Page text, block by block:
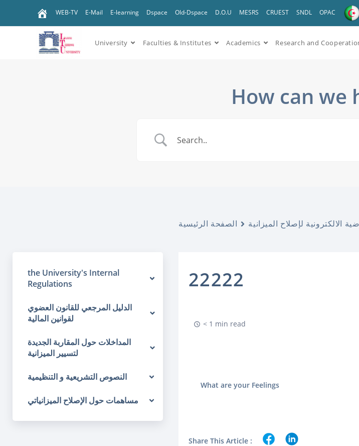
WEB-TV E-Mail E-learning Dspace Old-Dspace D.O.U MESRS CRUEST SNDL OPAC
University Faculties & Institutes Academics Research and
How can we
the University's Internal
Regulations
الدليل المرجعي للقانون العضوي
لقوانين المالية
المداخلات حول المقاربة الجديدة
لتسيير الميزانية
النصوص التشريعية و التنظيمية
مساهمات حول الإصلاح الميزانياتي
الصفحة الرئيسية الالكترونية لإصلاح الميزانية
22222
< 1 min read
What are your Feelings
Share This Article :